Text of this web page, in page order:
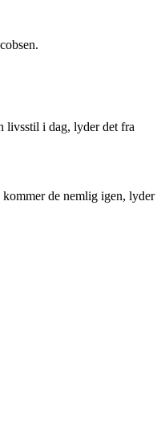
livsstil i dag, lyder det fra
de nemlig igen, lyder